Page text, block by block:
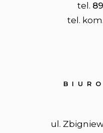
tel.
tel. kom.
ul.